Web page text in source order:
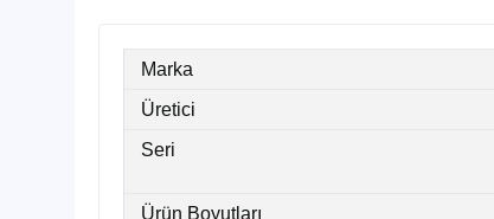
Marka
Üretici
Seri
Ürün Boyutları